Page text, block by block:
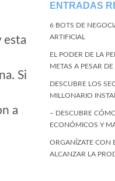
esta
Si
a
ENTRADAS
6 BOTS DE
ARTIFICIAL
EL PODER DE LA
METAS A PESAR
DESCUBRE LOS
MILLONARIO
– DESCUBRE
ECONÓMICOS Y
ORGANÍZATE CON
ALCANZAR LA